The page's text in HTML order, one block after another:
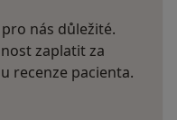
nás důležité.
zaplatit za
recenze pacienta.